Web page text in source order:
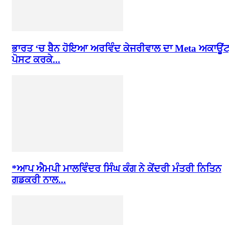
ਭਾਰਤ ‘ਚ ਬੈਨ ਹੋਇਆ ਅਰਵਿੰਦ ਕੇਜਰੀਵਾਲ ਦਾ Meta
ਪੋਸਟ ਕਰਕੇ...
*ਆਪ ਐਮਪੀ ਮਾਲਵਿੰਦਰ ਸਿੰਘ ਕੰਗ ਨੇ ਕੇਂਦਰੀ ਮੰਤਰੀ ਨਿਤਿਨ
ਗਡਕਰੀ ਨਾਲ...